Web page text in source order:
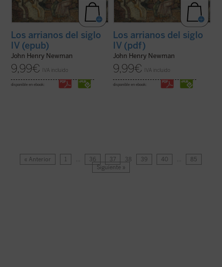
Los arrianos del siglo
IV (epub)
John Henry Newman
9,99€ IVA incluido
disponible en ebook:
Los arrianos del siglo
IV (pdf)
John Henry Newman
9,99€ IVA incluido
disponible en ebook:
« Anterior 1 … 36 37 38 39 40 …
85
Siguiente »